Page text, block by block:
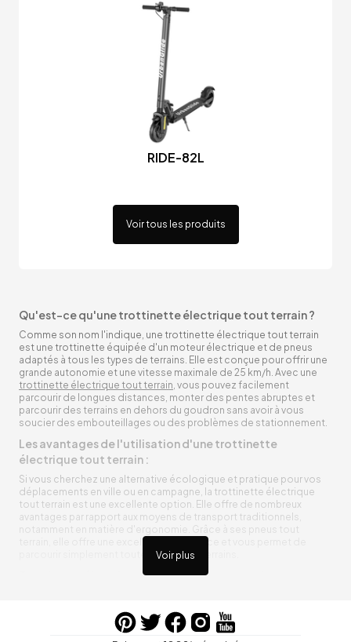
RIDE-82L
Voir tous les produits
Voir plus
Qu'est-ce qu'une trottinette électrique tout terrain ?
Comme son nom l'indique, une trottinette électrique tout terrain
est une trottinette équipée d'un moteur électrique et de pneus
adaptés à tous les types de terrains. Elle est conçue pour offrir une
grande autonomie et une vitesse maximale de 25 km/h. Avec une
trottinette électrique tout terrain, vous pouvez facilement
parcourir de longues distances, monter des pentes abruptes et
parcourir des terrains en dehors du goudron sans avoir à vous
soucier des embouteillages ou des problèmes de stationnement.
Les avantages de l'utilisation d'une trottinette
électrique tout terrain :
Si vous cherchez une alternative écologique et pratique pour vos
déplacements en ville ou en campagne, la trottinette électrique
tout terrain est une excellente option. Elle offre de nombreux
avantages par rapport aux moyens de transport traditionnels,
notamment en matière d'ergonomie. Grâce à ses pneus tout
terrain, elle offre une excellente adhérence et vous permet de
parcourir simplement toutes sortes de terrains.
Trottinette électrique tout terrain ergonomique
entre vos trajets, vous n’aurez pas à vous soucier de l’état de sa
batterie. De plus, elle est équipée de pneus résistants qui peuvent